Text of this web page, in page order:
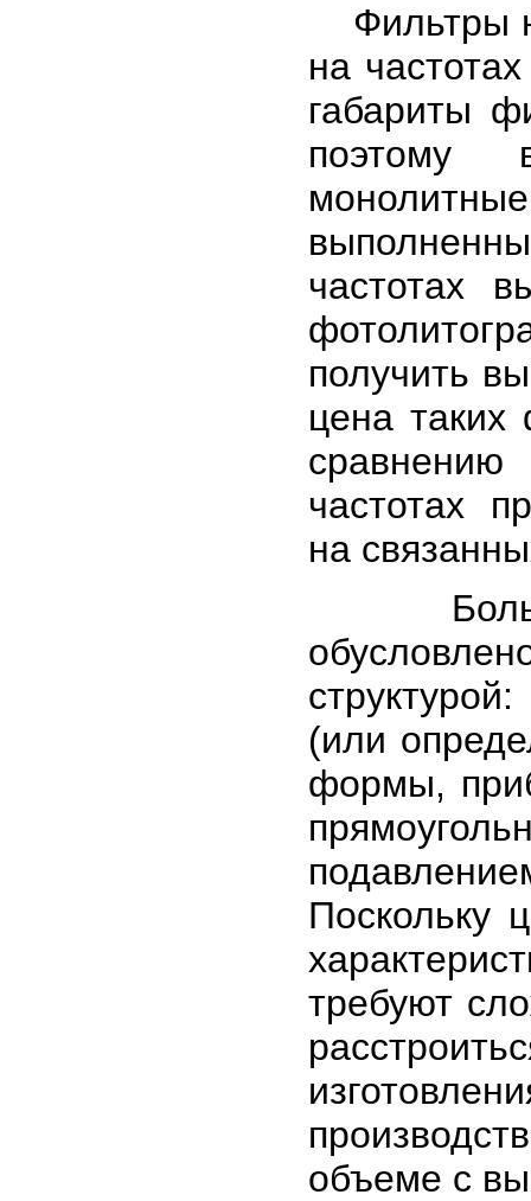
Фильтры
на
габариты
поэтому
частотах
получить
цена таких
частотах
на
(или
формы,
Поскольку
требуют
объеме с